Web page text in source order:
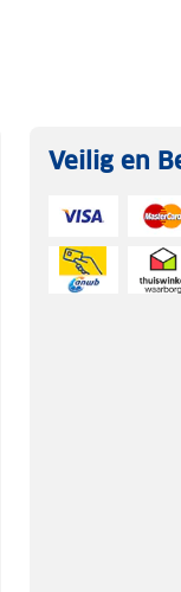
Veilig en